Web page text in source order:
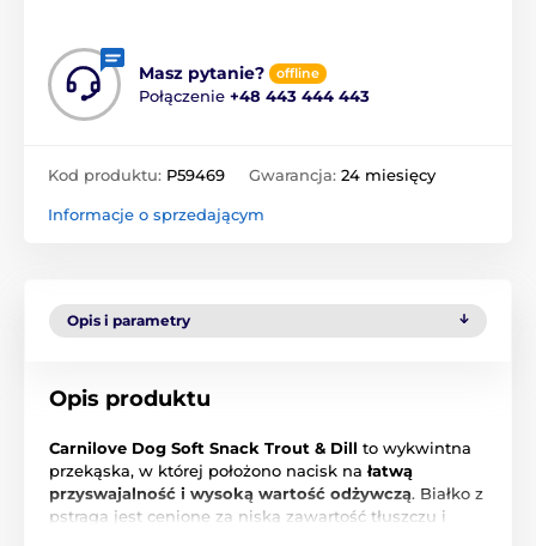
Masz pytanie? offline
Połączenie +48 443 444 443
Kod produktu: P59469 Gwarancja: 24 miesięcy
Informacje o sprzedającym
Opis i parametry
Opis produktu
Carnilove Dog Soft Snack Trout & Dill to wykwintna
przekąska, w której położono nacisk na łatwą
przyswajalność i wysoką wartość odżywczą. Białko z
pstrąga jest cenione za niską zawartość tłuszczu i